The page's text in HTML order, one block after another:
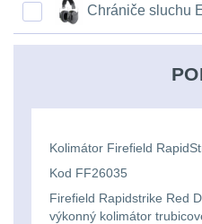
baterie
baterie
Svítilny
Hydratační
Pouzdra
Kapsy
Kapesní svítilny
Vyhledávací svítilny5
Lovecké svítilny1
Nabíjacie baterky6
Chrániče sluchu
Kolimátor Firefield
Kod FF26035
Firefield Rapidstrike Red
výkonný kolimátor